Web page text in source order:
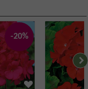
-20%